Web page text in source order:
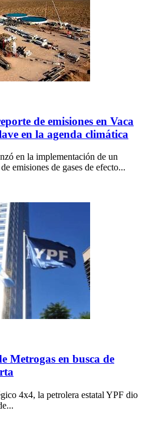
de emisiones en Vaca
en la agenda climática
en la implementación de un
emisiones de gases de efecto...
Metrogas en busca de
4x4, la petrolera estatal YPF dio